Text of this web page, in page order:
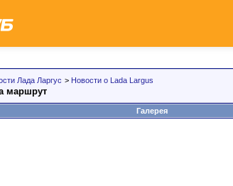
Лада Ларгус > Новости о Lada Largus
маршрут
Галерея